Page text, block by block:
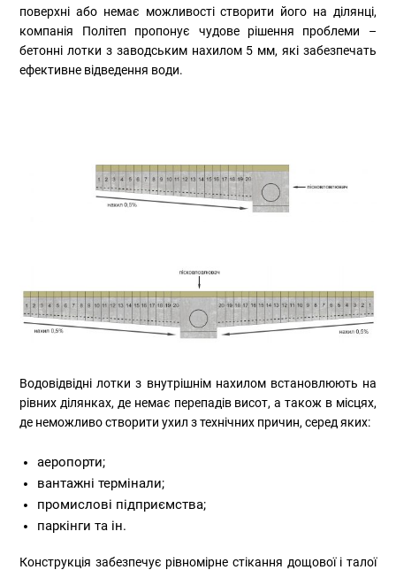
поверхні або немає можливості створити його на ділянці,
компанія Політеп пропонує чудове рішення проблеми –
бетонні лотки з заводським нахилом 5 мм, які забезпечать
ефективне відведення води.
Водовідвідні лотки з внутрішнім нахилом встановлюють на
рівних ділянках, де немає перепадів висот, а також в місцях,
де неможливо створити ухил з технічних причин, серед яких:
аеропорти;
вантажні термінали;
промислові підприємства;
паркінги та ін.
Конструкція забезпечує рівномірне стікання дощової і талої